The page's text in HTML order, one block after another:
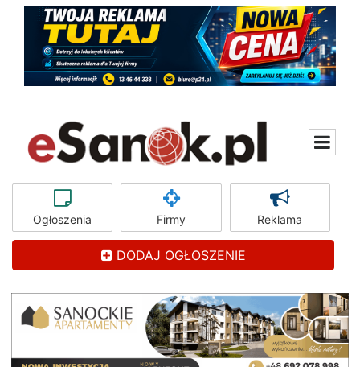
Ogłoszenia Firmy Reklama
DODAJ OGŁOSZENIE